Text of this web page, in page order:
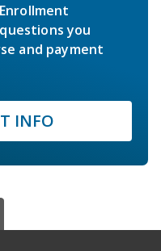
you
and payment
INFO